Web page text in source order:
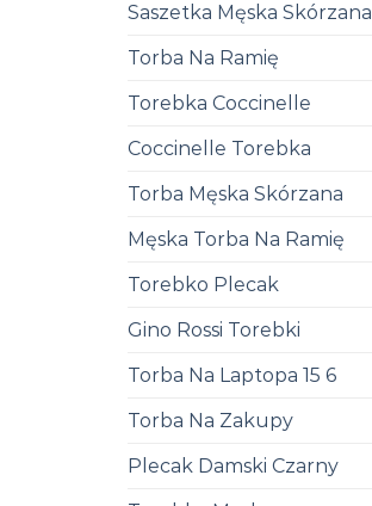
Saszetka Męska Skórzana
Torba Na Ramię
Torebka Coccinelle
Coccinelle Torebka
Torba Męska Skórzana
Męska Torba Na Ramię
Torebko Plecak
Gino Rossi Torebki
Torba Na Laptopa 15 6
Torba Na Zakupy
Plecak Damski Czarny